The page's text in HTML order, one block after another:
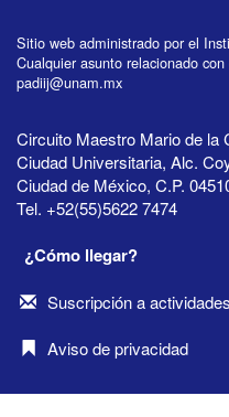
Sitio web administrado por el
Cualquier asunto relacionado
padiij@unam.mx
Circuito Maestro Mario de la
Ciudad Universitaria, Alc.
Ciudad de México, C.P.
Tel. +52(55)5622 7474
¿Cómo llegar?
Suscripción a
Aviso de privacidad